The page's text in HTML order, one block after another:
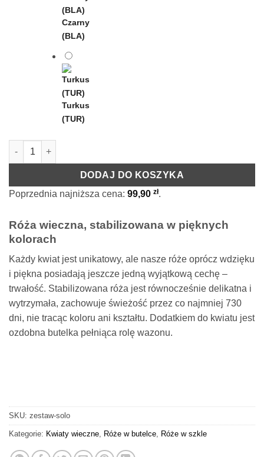
Czarny
(BLA)
Turkus
(TUR)
ilość Zestaw Solo
DODAJ DO KOSZYKA
Poprzednia najniższa cena: 99,90 zł.
Róża wieczna, stabilizowana w pięknych
kolorach
Każdy kwiat jest unikatowy, ale nasze róże oprócz wdzięku
i piękna posiadają jeszcze jedną wyjątkową cechę –
trwałość. Stabilizowana róża jest równocześnie delikatna i
wytrzymała, zachowuje świeżość przez co najmniej 730
dni, nie tracąc koloru ani kształtu. Dodatkiem do kwiatu jest
ozdobna butelka pełniąca rolę wazonu.
SKU: zestaw-solo
Kategorie: Kwiaty wieczne Róże w butelce Róże w szkle